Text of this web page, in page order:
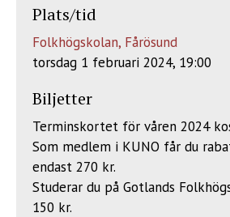
Plats/tid
Folkhögskolan, Fårösund
torsdag 1 februari 2024, 19:00
Biljetter
Terminskortet för våren 2024
Som medlem i KUNO får du
endast 270 kr.
Studerar du på Gotlands
150 kr.